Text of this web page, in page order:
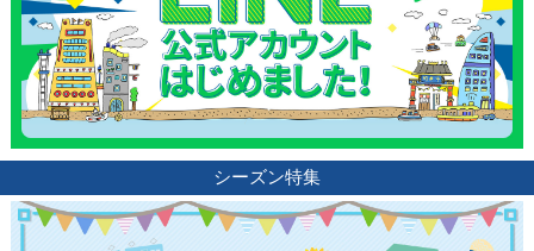
シーズン特集